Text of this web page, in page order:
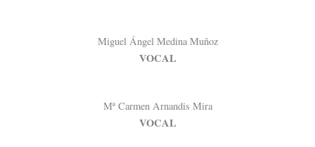
Miguel Ángel Medina Muñoz
VOCAL
Mª Carmen Arnandis Mira
VOCAL